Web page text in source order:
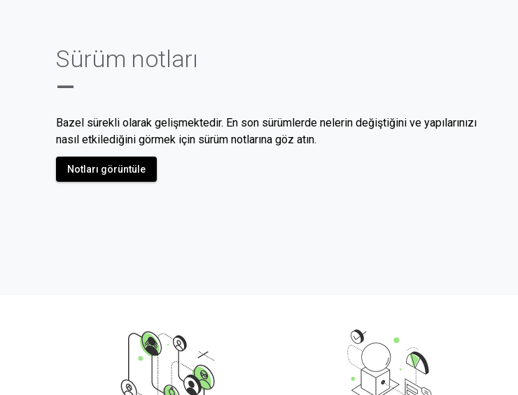
Sürüm notları
—
Bazel sürekli olarak gelişmektedir. En son sürümlerde nelerin değiştiğini ve yapılarınızı
nasıl etkilediğini görmek için sürüm notlarına göz atın.
Notları görüntüle